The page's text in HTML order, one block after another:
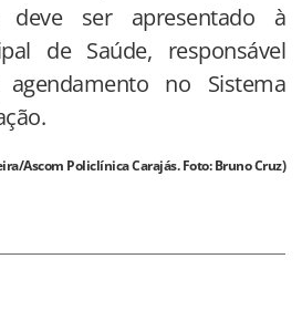
deve ser apresentado à
de Saúde, responsável
no Sistema
Ascom Policlínica Carajás. Foto: Bruno Cruz)